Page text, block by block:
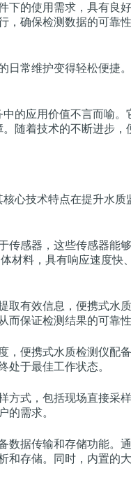
的使用需求，具有良
，确保检测数据的可靠性
日常维护变得轻松便捷
的应用价值不言而喻
随着技术的不断进步
心技术特点在提升水
感器，这些传感器能
材料，具有响应速度快
取有效信息，便携式水
而保证检测结果的可靠性
，便携式水质检测仪配
处于最佳工作状态。
方式，包括现场直接采
的需求。
数据传输和存储功能。
存储。同时，内置的